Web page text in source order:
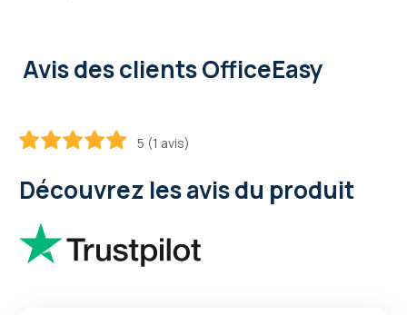
Avis des clients OfficeEasy
5 (1 avis)
Découvrez les avis du produit